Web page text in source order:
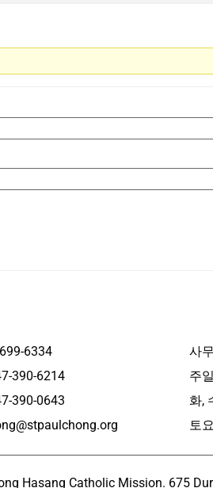
6334
390-6214
390-0643
사
주
화,
토
Hasang Catholic Mission. 675